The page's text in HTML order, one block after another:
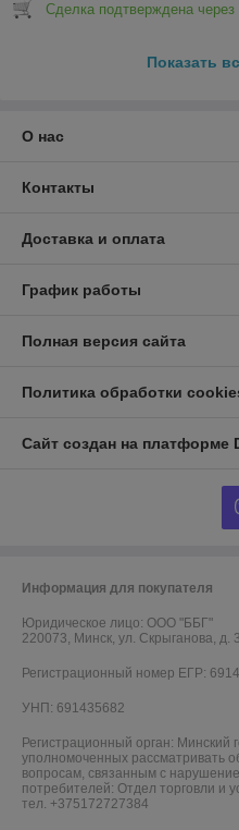
Сделка подтверждена через
Показать
О нас
Контакты
Доставка и оплата
График работы
Полная версия сайта
Политика обработки
Сайт создан на платформе
Информация для покупателя
Юридическое лицо: ООО "ББГ"
220073, Минск, ул. Скрыганова, д.
Регистрационный номер ЕГР:
УНП: 691435682
Регистрационный орган: Минский
уполномоченных рассматривать
вопросам, связанным с
потребителей: Отдел торговли и
тел. +375172727384